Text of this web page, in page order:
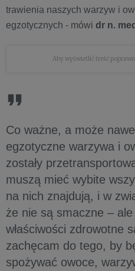
trawienia naszych warzyw i
egzotycznych - mówi dr n.
Aby wyświetlić treść
Co ważne, a może
egzotyczne warzywa i
zostały
muszą mieć wybite
na nich znajdują, i w
że nie są smaczne –
właściwości zdrowotne
zachęcam do tego, by
spożywać owoce,